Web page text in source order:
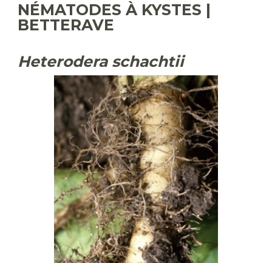
NÉMATODES À KYSTES |
BETTERAVE
Heterodera schachtii